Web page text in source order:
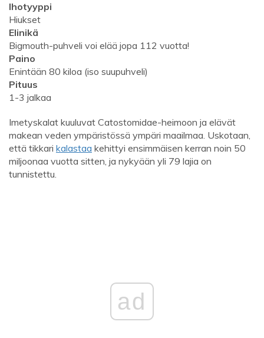
Ihotyyppi
Hiukset
Elinikä
Bigmouth-puhveli voi elää jopa 112 vuotta!
Paino
Enintään 80 kiloa (iso suupuhveli)
Pituus
1-3 jalkaa
Imetyskalat kuuluvat Catostomidae-heimoon ja elävät
makean veden ympäristössä ympäri maailmaa. Uskotaan,
että tikkari kalastaa kehittyi ensimmäisen kerran noin 50
miljoonaa vuotta sitten, ja nykyään yli 79 lajia on
tunnistettu.
ad